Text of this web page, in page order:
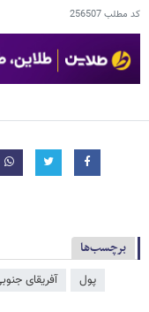
کد مطلب256507
برچسب‌ها
پول آفریقای